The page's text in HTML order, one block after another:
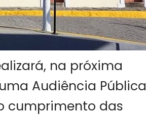
na próxima
Audiência Pública
cumprimento das